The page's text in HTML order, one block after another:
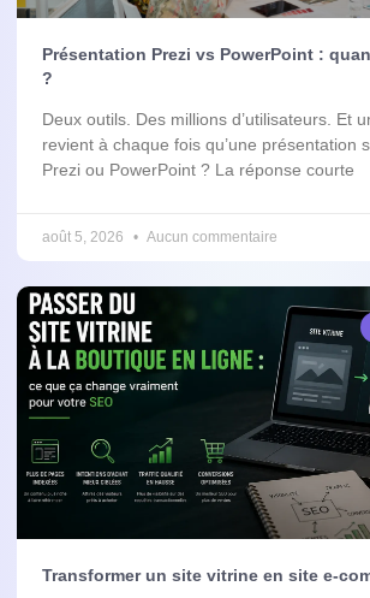
Présentation Prezi vs PowerPoint :
?
Deux outils. Des millions d’utilisateurs. Et
revient à chaque fois qu’une présentation
Prezi ou PowerPoint ? La réponse courte
août 5, 2026 Aucun commentaire
Transformer un site vitrine en site e-